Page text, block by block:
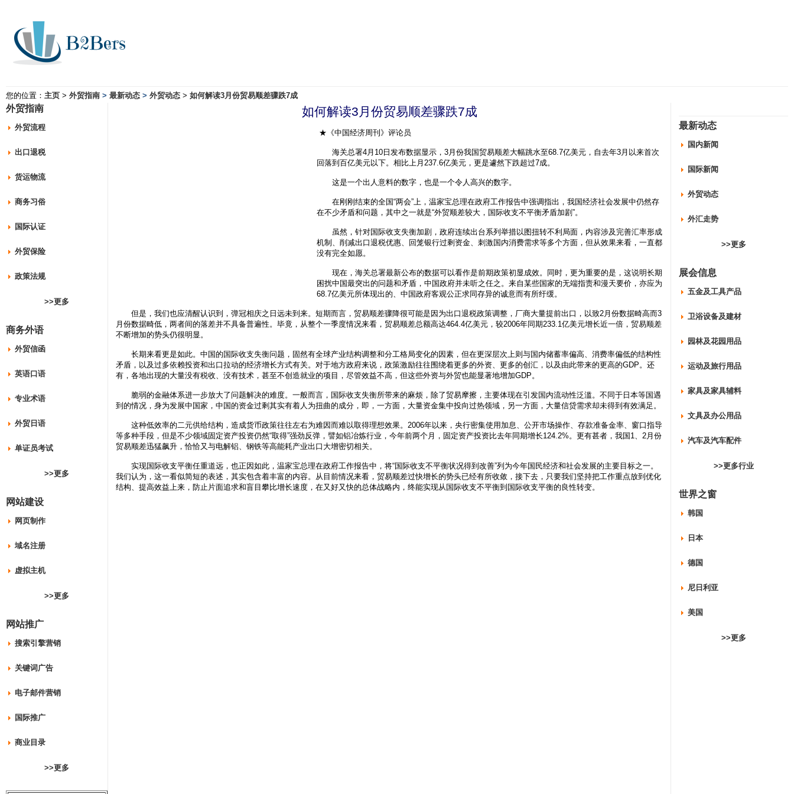
您的位置： 主页 > 外贸指南 > 最新动态 > 外贸动态 > 如何解读3月份贸易顺差骤跌7成
外贸指南
外贸流程
出口退税
货运物流
商务习俗
国际认证
外贸保险
政策法规
>>更多
商务外语
外贸信函
英语口语
专业术语
外贸日语
单证员考试
>>更多
网站建设
网页制作
域名注册
虚拟主机
>>更多
网站推广
搜索引擎营销
关键词广告
电子邮件营销
国际推广
商业目录
>>更多
如何解读3月份贸易顺差骤跌7成
★《中国经济周刊》评论员
海关总署4月10日发布数据显示，3月份我国贸易顺差大幅跳水至68.7亿美元，自去年3月以来首次
回落到百亿美元以下。相比上月237.6亿美元，更是遽然下跌超过7成。
这是一个出人意料的数字，也是一个令人高兴的数字。
在刚刚结束的全国“两会”上，温家宝总理在政府工作报告中强调指出，我国经济社会发展中仍然存
在不少矛盾和问题，其中之一就是“外贸顺差较大，国际收支不平衡矛盾加剧”。
虽然，针对国际收支失衡加剧，政府连续出台系列举措以图扭转不利局面，内容涉及完善汇率形成
机制、削减出口退税优惠、回笼银行过剩资金、刺激国内消费需求等多个方面，但从效果来看，一直都
没有完全如愿。
现在，海关总署最新公布的数据可以看作是前期政策初显成效。同时，更为重要的是，这说明长期
困扰中国最突出的问题和矛盾，中国政府并未听之任之。来自某些国家的无端指责和漫天要价，亦应为
68.7亿美元所体现出的、中国政府客观公正求同存异的诚意而有所纡缓。
但是，我们也应清醒认识到，弹冠相庆之日远未到来。短期而言，贸易顺差骤降很可能是因为出口退税政策调整，厂商大量提前出口，以致2月份数据畸高而3
月份数据畸低，两者间的落差并不具备普遍性。毕竟，从整个一季度情况来看，贸易顺差总额高达464.4亿美元，较2006年同期233.1亿美元增长近一倍，贸易顺差
不断增加的势头仍很明显。
长期来看更是如此。中国的国际收支失衡问题，固然有全球产业结构调整和分工格局变化的因素，但在更深层次上则与国内储蓄率偏高、消费率偏低的结构性
矛盾，以及过多依赖投资和出口拉动的经济增长方式有关。对于地方政府来说，政策激励往往围绕着更多的外资、更多的创汇，以及由此带来的更高的GDP。还
有，各地出现的大量没有税收、没有技术，甚至不创造就业的项目，尽管效益不高，但这些外资与外贸也能显著地增加GDP。
脆弱的金融体系进一步放大了问题解决的难度。一般而言，国际收支失衡所带来的麻烦，除了贸易摩擦，主要体现在引发国内流动性泛滥。不同于日本等国遇
到的情况，身为发展中国家，中国的资金过剩其实有着人为扭曲的成分，即，一方面，大量资金集中投向过热领域，另一方面，大量信贷需求却未得到有效满足。
这种低效率的二元供给结构，造成货币政策往往左右为难因而难以取得理想效果。2006年以来，央行密集使用加息、公开市场操作、存款准备金率、窗口指导
等多种手段，但是不少领域固定资产投资仍然“取得”强劲反弹，譬如铝冶炼行业，今年前两个月，固定资产投资比去年同期增长124.2%。更有甚者，我国1、2月份
贸易顺差迅猛飙升，恰恰又与电解铝、钢铁等高能耗产业出口大增密切相关。
实现国际收支平衡任重道远，也正因如此，温家宝总理在政府工作报告中，将“国际收支不平衡状况得到改善”列为今年国民经济和社会发展的主要目标之一。
我们认为，这一看似简短的表述，其实包含着丰富的内容。从目前情况来看，贸易顺差过快增长的势头已经有所收敛，接下去，只要我们坚持把工作重点放到优化
结构、提高效益上来，防止片面追求和盲目攀比增长速度，在又好又快的总体战略内，终能实现从国际收支不平衡到国际收支平衡的良性转变。
最新动态
国内新闻
国际新闻
外贸动态
外汇走势
>>更多
展会信息
五金及工具产品
卫浴设备及建材
园林及花园用品
运动及旅行用品
家具及家具辅料
文具及办公用品
汽车及汽车配件
>>更多行业
世界之窗
韩国
日本
德国
尼日利亚
美国
>>更多